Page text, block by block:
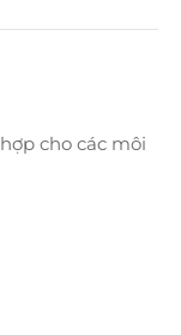
cho các môi